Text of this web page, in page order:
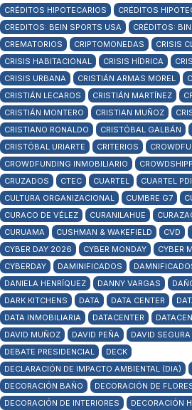
CRÉDITOS HIPOTECARIOS
CRÉDITOS
CREDITOS: BEIN SPORTS USA
CRÉDITOS:
CREMATORIOS
CRIPTOMONEDAS
CRISIS
CRISIS HABITACIONAL
CRISIS HÍDRICA
CRISIS URBANA
CRISTIÁN ARMAS MOREL
CRISTIÁN LECAROS
CRISTIÁN MARTÍNEZ
CRISTIÁN MONTERO
CRISTIAN MUÑOZ
CRISTIANO RONALDO
CRISTÓBAL GALBÁN
CRISTÓBAL URIARTE
CRITERIOS
CROWDFUNDING INMOBILIARIO
CRUZADOS
CTEC CUARTEL CUARTEL PDI
CULTURA ORGANIZACIONAL
CUMBRE G7
CURACO DE VÉLEZ
CURANILAHUE
CURUAMA
CUSHMAN & WAKEFIELD CVD
CYBER DAY 2026
CYBER MONDAY
CYBER
CYBERDAY
DAMINIFICADOS
DANIELA HENRÍQUEZ
DANNY VARGAS
DARK KITCHENS
DATA DATA CENTER
DATA INMOBILIARIA
DATACENTER
DAVID MUÑOZ
DAVID PEÑA DAVID SEGURA
DEBATE PRESIDENCIAL
DECK
DECLARACIÓN DE IMPACTO AMBIENTAL (DIA)
DECORACIÓN BAÑO
DECORACIÓN DE
DECORACIÓN DE INTERIORES
DECORACIÓN